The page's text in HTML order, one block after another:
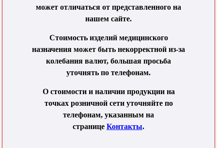
может отличаться от представленного на
нашем сайте.
Стоимость изделий медицинского
назначения может быть некорректной из-за
колебания валют, большая просьба
уточнять по телефонам.
О стоимости и наличии продукции на
точках розничной сети уточняйте по
телефонам, указанным на
странице Контакты.